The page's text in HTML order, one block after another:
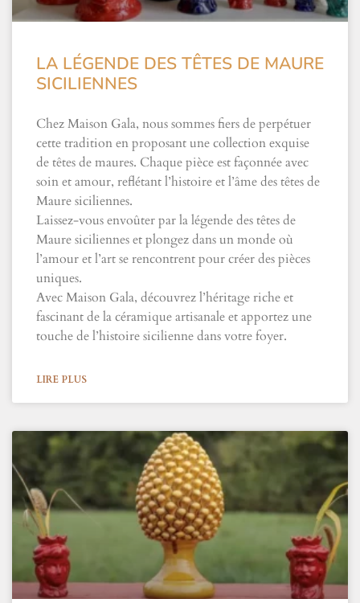
LA LÉGENDE DES TÊTES DE MAURE
SICILIENNES
Chez Maison Gala, nous sommes fiers de perpétuer
cette tradition en proposant une collection exquise
de têtes de maures. Chaque pièce est façonnée avec
soin et amour, reflétant l’histoire et l’âme des têtes de
Maure siciliennes.
Laissez-vous envoûter par la légende des têtes de
Maure siciliennes et plongez dans un monde où
l’amour et l’art se rencontrent pour créer des pièces
uniques.
Avec Maison Gala, découvrez l’héritage riche et
fascinant de la céramique artisanale et apportez une
touche de l’histoire sicilienne dans votre foyer.
LIRE PLUS